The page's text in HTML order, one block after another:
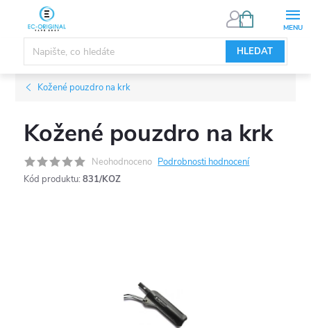
obsah
HLEDAT
NÁKUPNÍ
Kožené pouzdro na krk
Kožené pouzdro na krk
Neohodnoceno Podrobnosti hodnocení
Kód produktu: 831/KOZ